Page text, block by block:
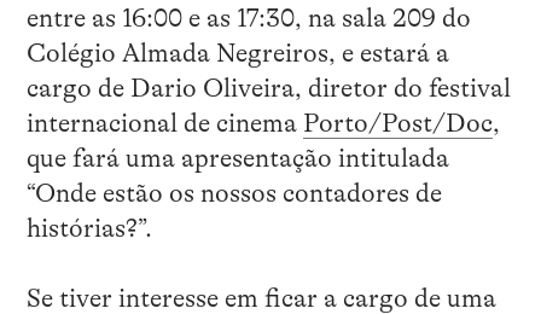
entre as 16:00 e as 17:30, na sala 209 do
Colégio Almada Negreiros, e estará a
cargo de Dario Oliveira, diretor do festival
internacional de cinema Porto/Post/Doc,
que fará uma apresentação intitulada
“Onde estão os nossos contadores de
histórias?”.
Se tiver interesse em ficar a cargo de uma